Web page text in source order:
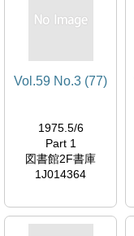
Vol.59 No.3 (77)
1975.5/6
Part 1
図書館2F書庫
1J014364